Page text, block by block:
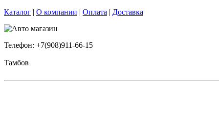
Каталог | О компании | Оплата | Доставка
Телефон: +7(908)911-66-15
Тамбов